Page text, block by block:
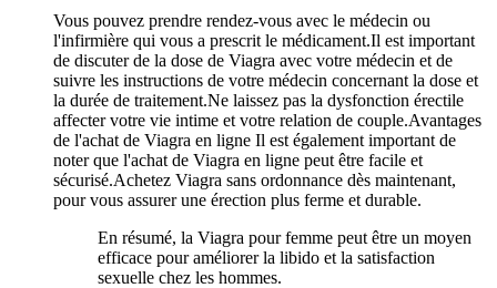
Vous pouvez prendre rendez-vous avec le médecin ou
l'infirmière qui vous a prescrit le médicament.Il est important
de discuter de la dose de Viagra avec votre médecin et de
suivre les instructions de votre médecin concernant la dose et
la durée de traitement.Ne laissez pas la dysfonction érectile
affecter votre vie intime et votre relation de couple.Avantages
de l'achat de Viagra en ligne Il est également important de
noter que l'achat de Viagra en ligne peut être facile et
sécurisé.Achetez Viagra sans ordonnance dès maintenant,
pour vous assurer une érection plus ferme et durable.
En résumé, la Viagra pour femme peut être un moyen
efficace pour améliorer la libido et la satisfaction
sexuelle chez les hommes.